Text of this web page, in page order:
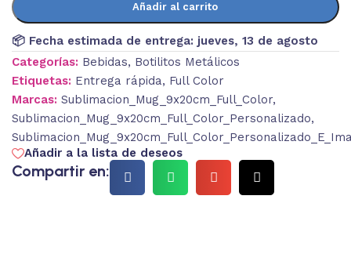
Añadir al carrito
📦 Fecha estimada de entrega: jueves, 13 de agosto
Categorías: Bebidas, Botilitos Metálicos
Etiquetas: Entrega rápida, Full Color
Marcas: Sublimacion_Mug_9x20cm_Full_Color,
Sublimacion_Mug_9x20cm_Full_Color_Personalizado,
Añadir a la lista de deseos
Compartir en: